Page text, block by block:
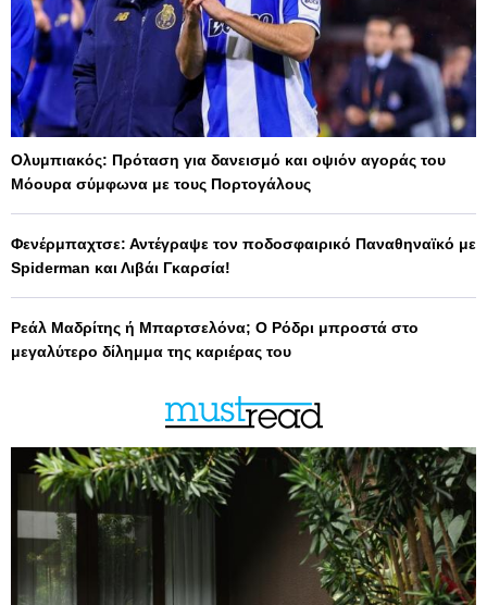
Ολυμπιακός: Πρόταση για δανεισμό και οψιόν αγοράς του
Μόουρα σύμφωνα με τους Πορτογάλους
Φενέρμπαχτσε: Αντέγραψε τον ποδοσφαιρικό Παναθηναϊκό με
Spiderman και Λιβάι Γκαρσία!
Ρεάλ Μαδρίτης ή Μπαρτσελόνα; Ο Ρόδρι μπροστά στο
μεγαλύτερο δίλημμα της καριέρας του